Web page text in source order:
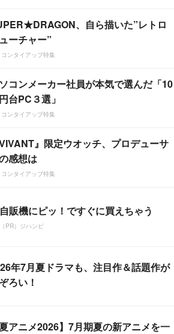
、自ら描いた”レトロ
ーチャー”
コンタイアップ特集
コンメーカー社員が本気で選んだ「10
台PC３選」
コンタイアップ特集
VIVANT』限定ウオッチ、プロデューサ
感想は
コンタイアップ特集
自販機にピッ！ですぐに買えちゃう
（PR）ジハンピ
年7月夏ドラマも、注目作＆話題作が
ろい！
夏アニメ2026】7月期夏の新アニメを一